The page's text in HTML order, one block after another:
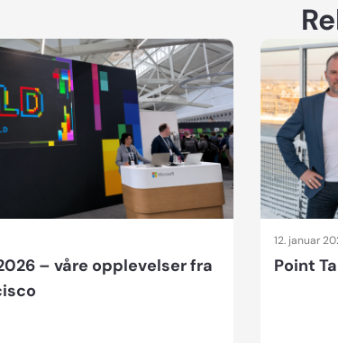
– våre opplevelser fra
12. januar
Point